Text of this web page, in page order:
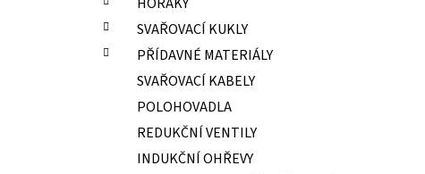
SVAŘOVACÍ KUKLY
PŘÍDAVNÉ MATERIÁLY
SVAŘOVACÍ KABELY
POLOHOVADLA
REDUKČNÍ VENTILY
INDUKČNÍ OHŘEVY
ELEKTRODY OK-67.70 PR.2,0 NEREZ
15,70 Kč